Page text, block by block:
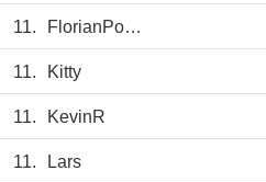
11. FlorianPoppe
11. Kitty
11. KevinR
11. Lars